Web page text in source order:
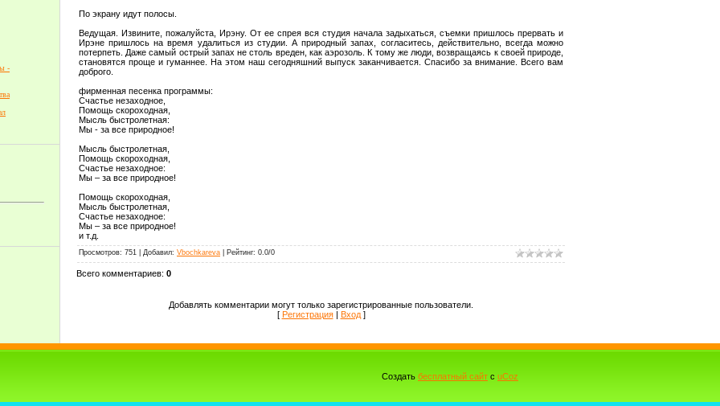
-
По экрану идут полосы.
Ведущая. Извините, пожалуйста, Ирэну. От ее спрея вся студия начала задыхаться, съемки пришлось прервать и
Ирэне пришлось на время удалиться из студии. А природный запах, согласитесь, действительно, всегда можно
потерпеть. Даже самый острый запах не столь вреден, как аэрозоль. К тому же люди, возвращаясь к своей природе,
становятся проще и гуманнее. На этом наш сегодняшний выпуск заканчивается. Спасибо за внимание. Всего вам
доброго.
фирменная песенка программы:
Счастье незаходное,
Помощь скороходная,
Мысль быстролетная:
Мы - за все природное!
Мысль быстролетная,
Помощь скороходная,
Счастье незаходное:
Мы – за все природное!
Помощь скороходная,
Мысль быстролетная,
Счастье незаходное:
Мы – за все природное!
и т.д.
Просмотров: 751 Добавил: Vbochkareva Рейтинг: 0.0/0
Всего комментариев: 0
Добавлять комментарии могут только зарегистрированные пользователи.
[ Регистрация| Вход]
Создать бесплатный сайт с uCoz